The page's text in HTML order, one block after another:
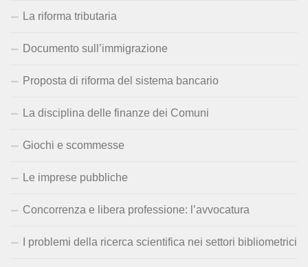
La riforma tributaria
Documento sull’immigrazione
Proposta di riforma del sistema bancario
La disciplina delle finanze dei Comuni
Giochi e scommesse
Le imprese pubbliche
Concorrenza e libera professione: l’avvocatura
I problemi della ricerca scientifica nei settori bibliometrici